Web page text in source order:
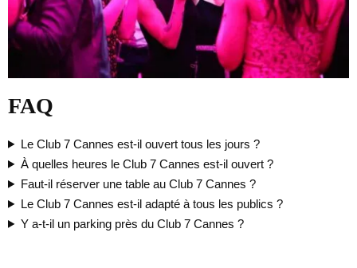
FAQ
Le Club 7 Cannes est-il ouvert tous les jours ?
À quelles heures le Club 7 Cannes est-il ouvert ?
Faut-il réserver une table au Club 7 Cannes ?
Le Club 7 Cannes est-il adapté à tous les publics ?
Y a-t-il un parking près du Club 7 Cannes ?